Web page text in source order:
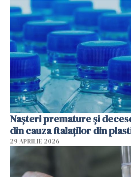
Nașteri premature și
din cauza ftalaților din
29 APRILIE 2026